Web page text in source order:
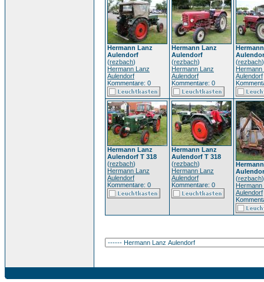
Hermann Lanz
Aulendorf
(rezbach)
Hermann Lanz
Aulendorf
Kommentare: 0
Hermann Lanz
Aulendorf
(rezbach)
Hermann Lanz
Aulendorf
Kommentare: 0
(rezbach)
Hermann
Aulendorf
Hermann Lanz
Aulendorf T 318
(rezbach)
Hermann Lanz
Aulendorf
Kommentare: 0
Hermann Lanz
Aulendorf T 318
(rezbach)
Hermann Lanz
Aulendorf
Kommentare: 0
(rezbach)
Hermann
Aulendorf